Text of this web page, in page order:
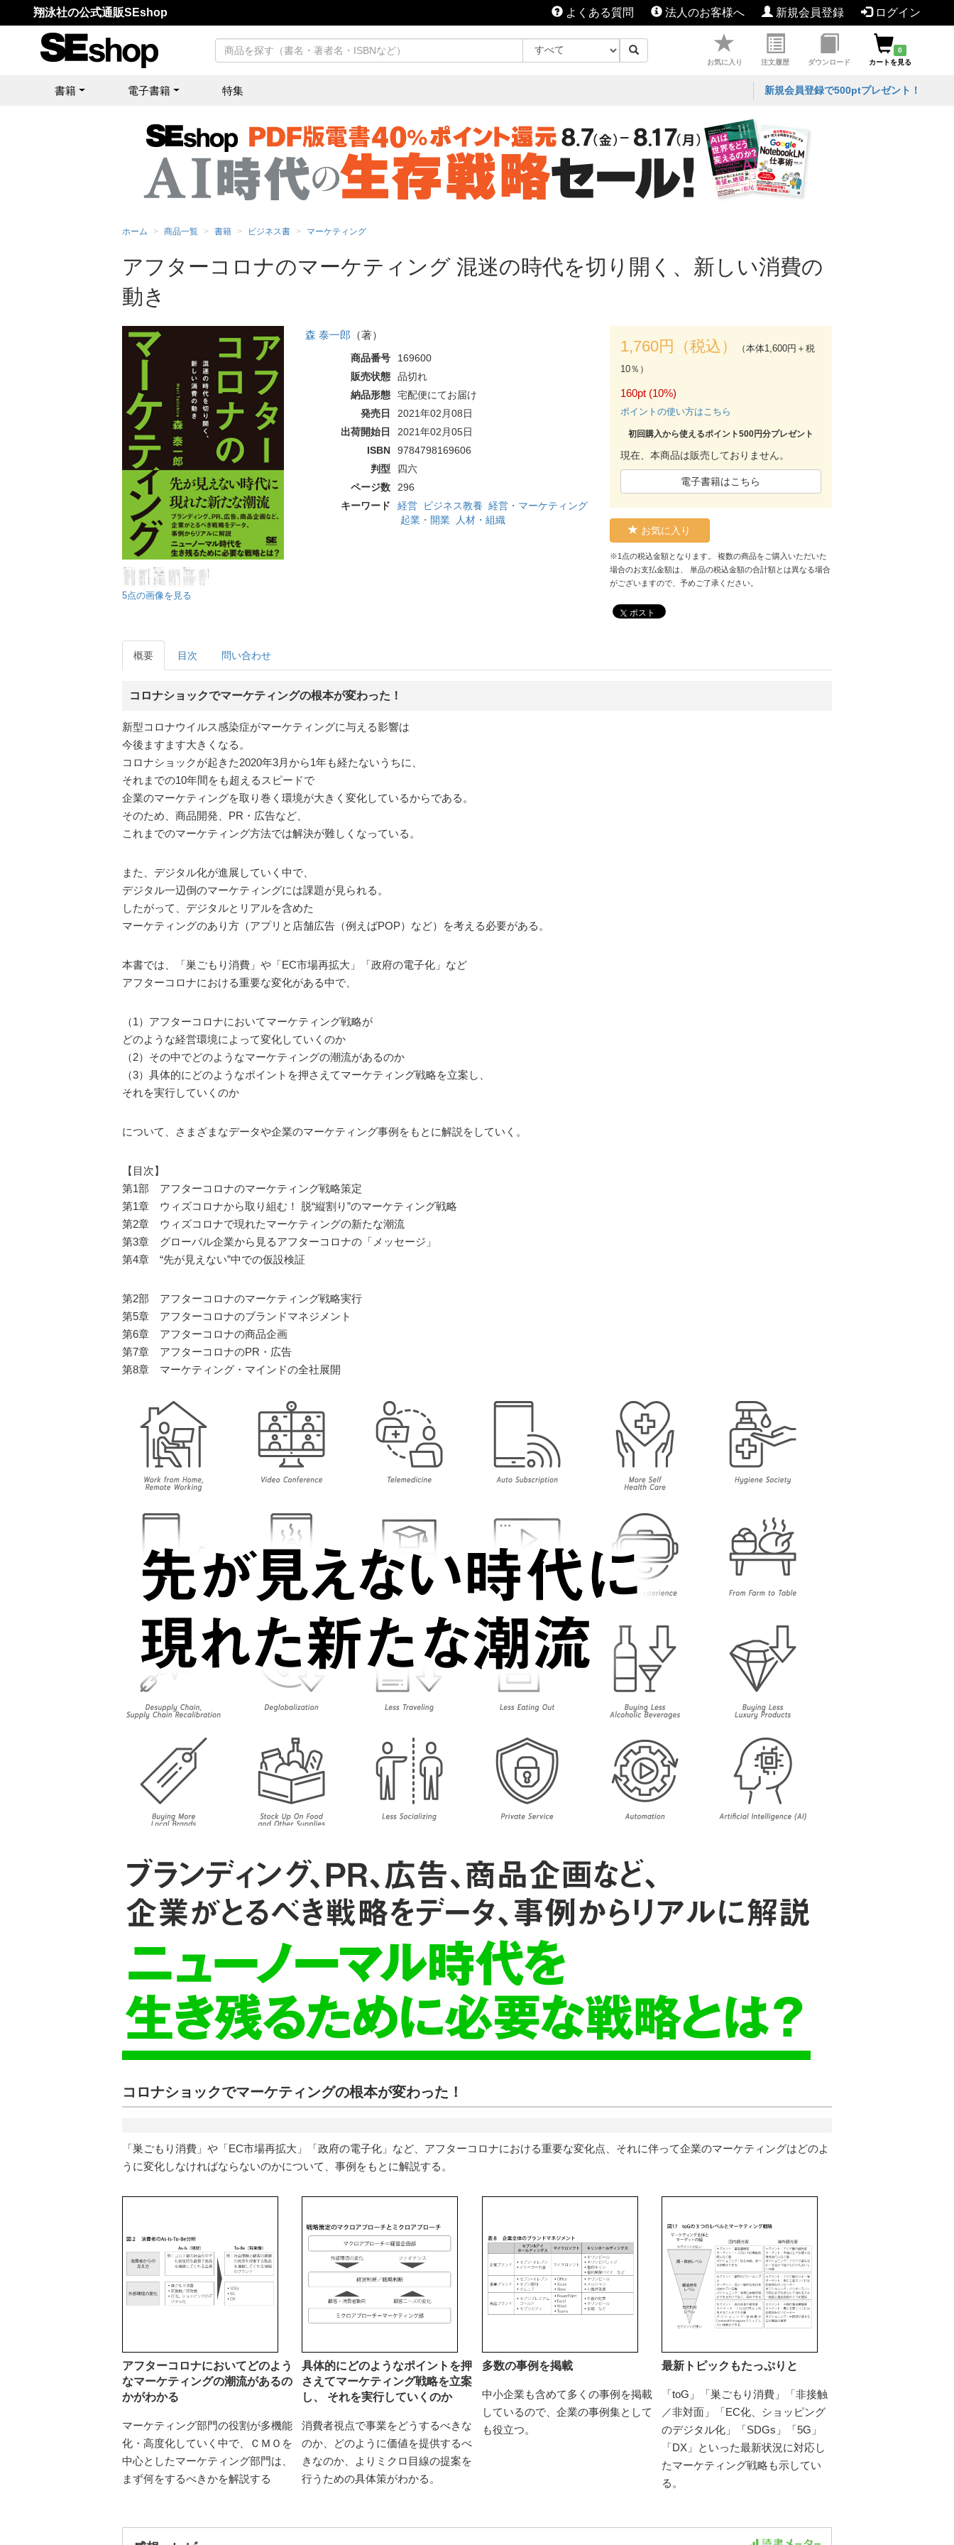
翔泳社の公式通販SEshop よくある質問 法人のお客様へ 新規会員登録 ログイン
お気に入り 注文履歴 ダウンロード
0
カートを見る
書籍 電子書籍 特集 新規会員登録で500ptプレゼント！
ホーム 商品一覧 書籍 ビジネス書 マーケティング
アフターコロナのマーケティング 混迷の時代を切り開く、新しい消費の
動き
5点の画像を見る
森 泰一郎 （著）
商品番号
169600
販売状態
品切れ
納品形態
宅配便にてお届け
発売日
2021年02月08日
出荷開始日
2021年02月05日
ISBN
9784798169606
判型
四六
ページ数
296
キーワード
経営 ビジネス教養 経営・マーケティング
起業・開業
人材・組織
1,760円（税込）
（本体1,600円＋税
10％）
160pt (10%)
ポイントの使い方はこちら
初回購入から使えるポイント500円分プレゼント
現在、本商品は販売しておりません。
電子書籍はこちら
お気に入り
※1点の税込金額となります。 複数の商品をご購入いただいた
場合のお支払金額は、 単品の税込金額の合計額とは異なる場合
がございますので、予めご了承ください。
ポスト
概要 目次 問い合わせ
コロナショックでマーケティングの根本が変わった！
新型コロナウイルス感染症がマーケティングに与える影響は
今後ますます大きくなる。
コロナショックが起きた2020年3月から1年も経たないうちに、
それまでの10年間をも超えるスピードで
企業のマーケティングを取り巻く環境が大きく変化しているからである。
そのため、商品開発、PR・広告など、
これまでのマーケティング方法では解決が難しくなっている。
また、デジタル化が進展していく中で、
デジタル一辺倒のマーケティングには課題が見られる。
したがって、デジタルとリアルを含めた
マーケティングのあり方（アプリと店舗広告（例えばPOP）など）を考える必要がある。
本書では、「巣ごもり消費」や「EC市場再拡大」「政府の電子化」など
アフターコロナにおける重要な変化がある中で、
（1）アフターコロナにおいてマーケティング戦略が
どのような経営環境によって変化していくのか
（2）その中でどのようなマーケティングの潮流があるのか
（3）具体的にどのようなポイントを押さえてマーケティング戦略を立案し、
それを実行していくのか
について、さまざまなデータや企業のマーケティング事例をもとに解説をしていく。
【目次】
第1部 アフターコロナのマーケティング戦略策定
第1章 ウィズコロナから取り組む！ 脱“縦割り”のマーケティング戦略
第2章 ウィズコロナで現れたマーケティングの新たな潮流
第3章 グローバル企業から見るアフターコロナの「メッセージ」
第4章 “先が見えない”中での仮設検証
第2部 アフターコロナのマーケティング戦略実行
第5章 アフターコロナのブランドマネジメント
第6章 アフターコロナの商品企画
第7章 アフターコロナのPR・広告
第8章 マーケティング・マインドの全社展開
コロナショックでマーケティングの根本が変わった！
「巣ごもり消費」や「EC市場再拡大」「政府の電子化」など、アフターコロナにおける重要な変化点、それに伴って企業のマーケティングはどのよ
うに変化しなければならないのかについて、事例をもとに解説する。
アフターコロナにおいてどのよう
なマーケティングの潮流があるの
かがわかる
マーケティング部門の役割が多機能
化・高度化していく中で、ＣＭＯを
中心としたマーケティング部門は、
まず何をするべきかを解説する
具体的にどのようなポイントを押
さえてマーケティング戦略を立案
し、 それを実行していくのか
消費者視点で事業をどうするべきな
のか、どのように価値を提供するべ
きなのか、よりミクロ目線の提案を
行うための具体策がわかる。
多数の事例を掲載
中小企業も含めて多くの事例を掲載
しているので、企業の事例集として
も役立つ。
最新トピックもたっぷりと
「toG」「巣ごもり消費」「非接触
／非対面」「EC化、ショッピング
のデジタル化」「SDGs」「5G」
「DX」といった最新状況に対応し
たマーケティング戦略も示してい
る。